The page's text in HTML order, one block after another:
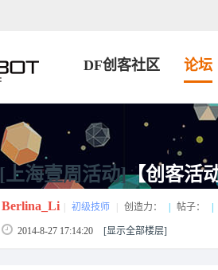
DF创客社区 论坛
[上海壹周活动]【创客活
Berlina_Li 初级技师 创造力： 帖子：
2014-8-27 17:14:20 [显示全部楼层]